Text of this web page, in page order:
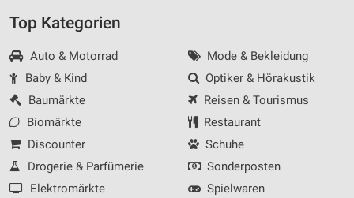
Top Kategorien
Auto & Motorrad
Baby & Kind
Baumärkte
Biomärkte
Discounter
Drogerie & Parfümerie
Elektromärkte
Mode & Bekleidung
Optiker & Hörakustik
Reisen & Tourismus
Restaurant
Schuhe
Sonderposten
Spielwaren